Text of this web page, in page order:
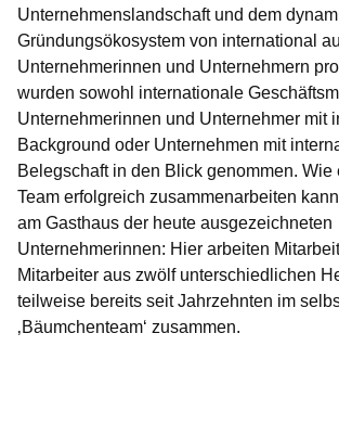
Unternehmenslandschaft und dem
Gründungsökosystem von international
Unternehmerinnen und Unternehmern
wurden sowohl internationale
Unternehmerinnen und Unternehmer mit
Background oder Unternehmen mit
Belegschaft in den Blick genommen. Wie
Team erfolgreich zusammenarbeiten
am Gasthaus der heute ausgezeichneten
Unternehmerinnen: Hier arbeiten
Mitarbeiter aus zwölf unterschiedlichen
teilweise bereits seit Jahrzehnten im
‚Bäumchenteam‘ zusammen.